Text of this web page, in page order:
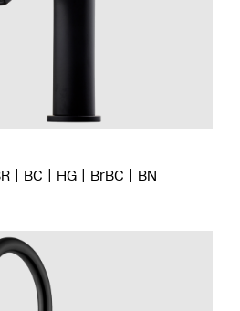
BC HG BrBC BN